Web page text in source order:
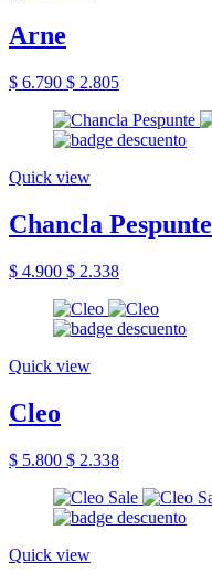
Arne
$ 6.790 $ 2.805
Quick view
Chancla Pespunte
$ 4.900 $ 2.338
Quick view
Cleo
$ 5.800 $ 2.338
Quick view